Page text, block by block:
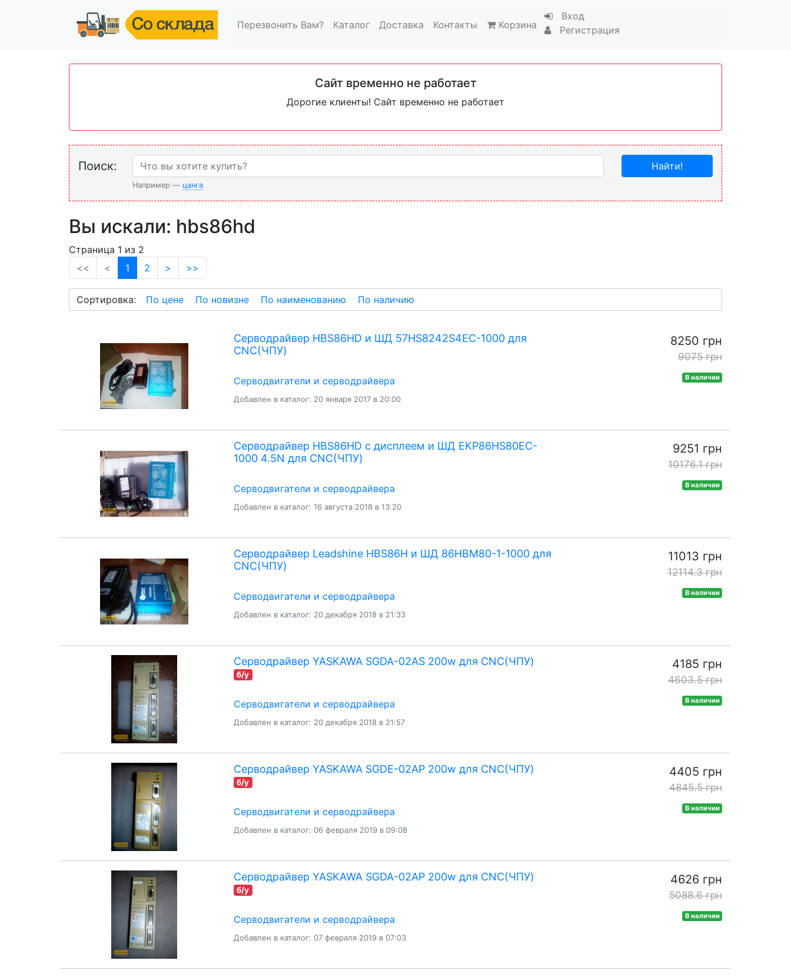
Перезвонить Вам? Каталог Доставка Контакты Корзина
Вход
Регистрация
Сайт временно не работает
Дорогие клиенты! Сайт временно не работает
Поиск:
Например — цанга
Найти!
Вы искали: hbs86hd
Страница 1 из 2
<<
< 1 (current)
2 > >>
Сортировка: По цене По новизне По наименованию По наличию
Серводрайвер HBS86HD и ШД 57HS8242S4EC-1000 для
CNC(ЧПУ)
Серводвигатели и серводрайвера
Добавлен в каталог: 20 января 2017 в 20:00
8250 грн
9075 грн
В наличии
Серводрайвер HBS86HD с дисплеем и ШД EKP86HS80EC-
1000 4.5N для CNC(ЧПУ)
Серводвигатели и серводрайвера
Добавлен в каталог: 16 августа 2018 в 13:20
9251 грн
10176.1 грн
В наличии
Серводрайвер Leadshine HBS86H и ШД 86HBM80-1-1000 для
CNC(ЧПУ)
Серводвигатели и серводрайвера
Добавлен в каталог: 20 декабря 2018 в 21:33
11013 грн
12114.3 грн
В наличии
Серводрайвер YASKAWA SGDA-02AS 200w для CNC(ЧПУ)
б/у
Серводвигатели и серводрайвера
Добавлен в каталог: 20 декабря 2018 в 21:57
4185 грн
4603.5 грн
В наличии
Серводрайвер YASKAWA SGDE-02AP 200w для CNC(ЧПУ)
б/у
Серводвигатели и серводрайвера
Добавлен в каталог: 06 февраля 2019 в 09:08
4405 грн
4845.5 грн
В наличии
Серводрайвер YASKAWA SGDA-02AP 200w для CNC(ЧПУ)
б/у
Серводвигатели и серводрайвера
Добавлен в каталог: 07 февраля 2019 в 07:03
4626 грн
5088.6 грн
В наличии